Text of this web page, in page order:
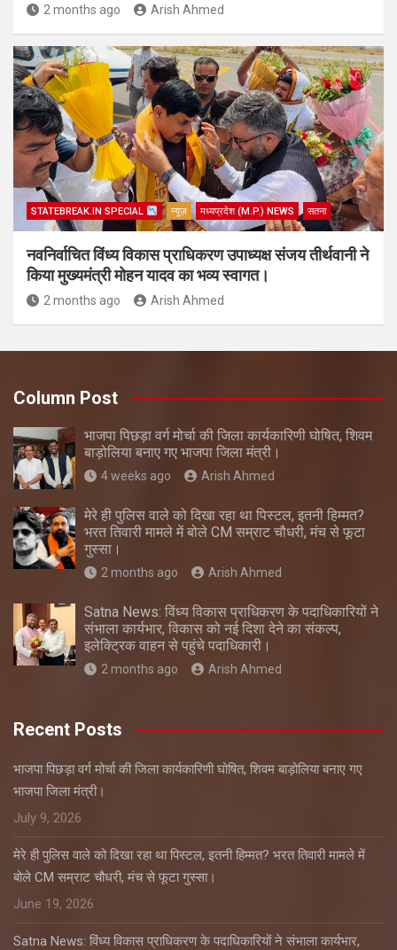
2 months ago Arish Ahmed
STATEBREAK.IN SPECIAL न्यूज़ मध्यप्रदेश (M.P.) NEWS सतना
नवनिर्वाचित विंध्य विकास प्राधिकरण उपाध्यक्ष संजय तीर्थवानी ने
किया मुख्यमंत्री मोहन यादव का भव्य स्वागत।
2 months ago Arish Ahmed
Column Post
भाजपा पिछड़ा वर्ग मोर्चा की जिला कार्यकारिणी घोषित, शिवम
बाड़ोलिया बनाए गए भाजपा जिला मंत्री।
4 weeks ago Arish Ahmed
मेरे ही पुलिस वाले को दिखा रहा था पिस्टल, इतनी हिम्मत?
भरत तिवारी मामले में बोले CM सम्राट चौधरी, मंच से फूटा
गुस्सा।
2 months ago Arish Ahmed
Satna News: विंध्य विकास प्राधिकरण के पदाधिकारियों ने
संभाला कार्यभार, विकास को नई दिशा देने का संकल्प,
इलेक्ट्रिक वाहन से पहुंचे पदाधिकारी।
2 months ago Arish Ahmed
Recent Posts
भाजपा पिछड़ा वर्ग मोर्चा की जिला कार्यकारिणी घोषित, शिवम बाड़ोलिया बनाए गए
भाजपा जिला मंत्री।
July 9, 2026
मेरे ही पुलिस वाले को दिखा रहा था पिस्टल, इतनी हिम्मत? भरत तिवारी मामले में
बोले CM सम्राट चौधरी, मंच से फूटा गुस्सा।
June 19, 2026
Satna News: विंध्य विकास प्राधिकरण के पदाधिकारियों ने संभाला कार्यभार,